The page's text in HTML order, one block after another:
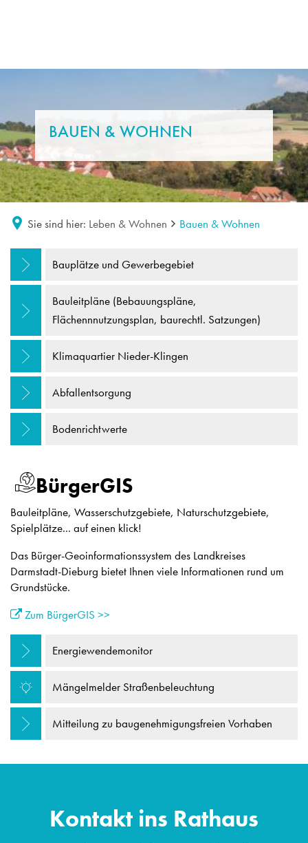
BAUEN & WOHNEN
Sie sind hier: Leben & Wohnen Bauen & Wohnen
Bauen
&
Wohnen
Bauplätze und Gewerbegebiet
Bauleitpläne (Bebauungspläne,
Flächennnutzungsplan, baurechtl. Satzungen)
Klimaquartier Nieder-Klingen
Abfallentsorgung
Bodenrichtwerte
BürgerGIS
Bauleitpläne, Wasserschutzgebiete, Naturschutzgebiete,
Spielplätze... auf einen klick!
Das Bürger-Geoinformationssystem des Landkreises
Darmstadt-Dieburg bietet Ihnen viele Informationen rund um
Grundstücke.
Zum BürgerGIS >>
Energiewendemonitor
Mängelmelder Straßenbeleuchtung
Mitteilung zu baugenehmigungsfreien Vorhaben
Kontakt ins Rathaus